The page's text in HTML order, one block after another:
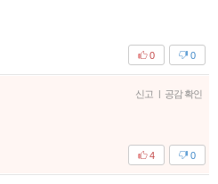
0
0
신고 | 공감 확인
0
4